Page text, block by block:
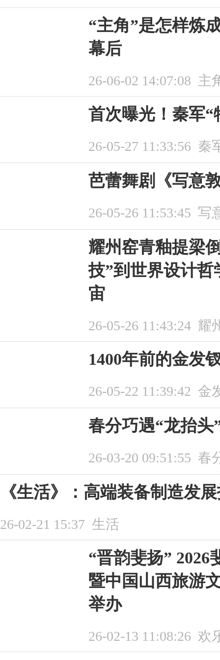
“主角”是怎样炼
幕后
26-06-02 14:07:08 主
首次曝光！秦军“
26-05-27 11:33:56 秦
芭蕾舞剧《写意
26-05-26 11:53:45 写
耀州窑青釉提梁
技”到世界设计
宙
26-05-26 11:43:24 耀
1400年前的金发
26-05-22 11:39:42 金
春分巧遇“龙抬头
26-03-20 09:51:55 春
《生活》：高端装备制造发
26-02-21 15:37 生活
“晋韵斐扬” 2026
暨中国山西旅游
举办
26-02-13 11:08:26 欢